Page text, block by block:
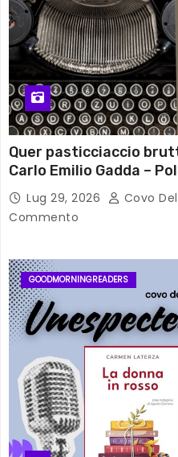
Quer pasticciaccio
Carlo Emilio Gadda –
Lug 29, 2026 Covo
Commento
GOODMORNINGREADERS